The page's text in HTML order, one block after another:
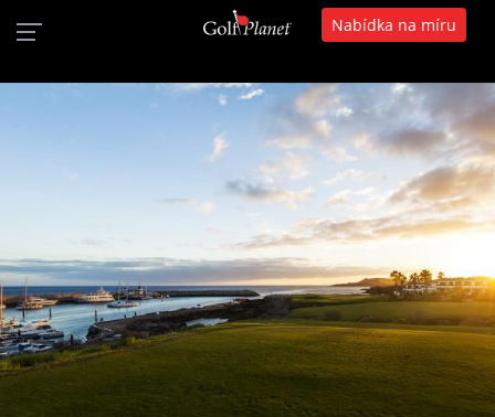
Nabídka na míru